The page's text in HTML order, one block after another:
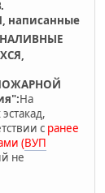
написанные
На
с ранее
(ВУП
не